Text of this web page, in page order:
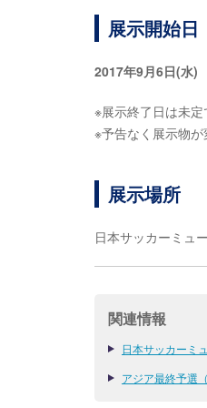
展示開始日
2017年9月6日(水)
※展示終了日は未定
※予告なく展示物が
展示場所
日本サッカーミュ
関連情報
日本サッカーミ
アジア最終予選